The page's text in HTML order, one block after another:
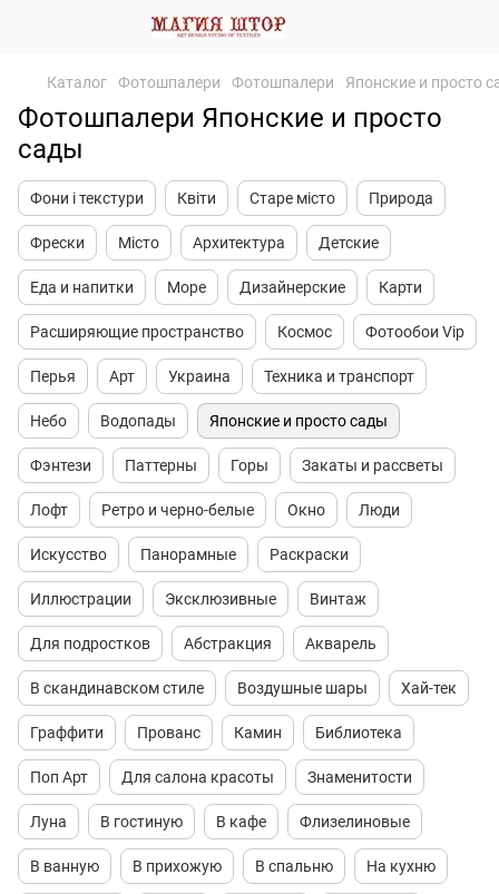
Каталог Фотошпалери Фотошпалери Японские и просто
Фотошпалери Японские и просто
сады
Фони і текстури Квіти Старе місто Природа
Фрески Місто Архитектура Детские
Еда и напитки Море Дизайнерские Карти
Расширяющие пространство Космос Фотообои Vip
Перья Арт Украина Техника и транспорт
Небо Водопады Японские и просто сады
Фэнтези Паттерны Горы Закаты и рассветы
Лофт Ретро и черно-белые Окно Люди
Искусство Панорамные Раскраски
Иллюстрации Эксклюзивные Винтаж
Для подростков Абстракция Акварель
В скандинавском стиле Воздушные шары Хай-тек
Граффити Прованс Камин Библиотека
Поп Арт Для салона красоты Знаменитости
Луна В гостиную В кафе Флизелиновые
В ванную В прихожую В спальню На кухню